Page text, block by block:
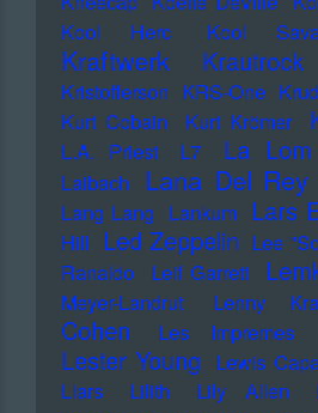
Kool Herc
Kool
Kraftwerk Krautrock
Kristofferson KRS-One
Kurt Cobain
Kurt Krömer
L.A. Priest L7 La Lom
Laibach Lana Del Rey
Lang Lang Lankum Lars
Hill Led Zeppelin Lee
Ranaldo
Leif Garrett
Meyer-Landrut
Lenny
Cohen
Les Impremes
Lester Young Lewis
Liars
Lilith Lily Allen